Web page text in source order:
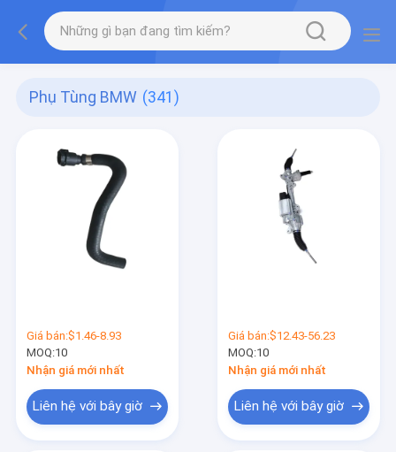
Phụ Tùng BMW (341)
Giá bán:$1.46-8.93
MOQ:10
Nhận giá mới nhất
Liên hệ với bây giờ
Giá bán:$12.43-56.23
MOQ:10
Nhận giá mới nhất
Liên hệ với bây giờ